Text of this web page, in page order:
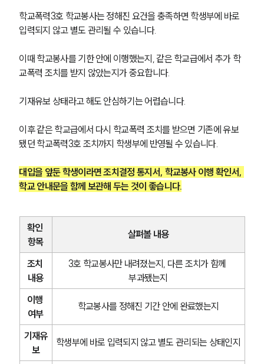
학교폭력3호 학교봉사는 정해진 요건을 충족하면 학생부에 바로
입력되지 않고 별도 관리될 수 있습니다.
이때 학교봉사를 기한 안에 이행했는지, 같은 학교급에서 추가 학
교폭력 조치를 받지 않았는지가 중요합니다.
기재유보 상태라고 해도 안심하기는 어렵습니다.
이후 같은 학교급에서 다시 학교폭력 조치를 받으면 기존에 유보
됐던 학교폭력3호 조치까지 학생부에 반영될 수 있습니다.
대입을 앞둔 학생이라면 조치결정 통지서, 학교봉사 이행 확인서,
학교 안내문을 함께 보관해 두는 것이 좋습니다.
확인
항목
살펴볼 내용
조치
내용
3호 학교봉사만 내려졌는지, 다른 조치가 함께
부과됐는지
이행
여부
학교봉사를 정해진 기간 안에 완료했는지
기재유
보
학생부에 바로 입력되지 않고 별도 관리되는 상태인지